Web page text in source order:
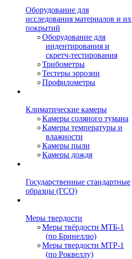
Оборудование для
исследования материалов и их
покрытий
Оборудование для
индентирования и
скретч-тестирования
Трибометры
Тестеры эррозии
Профилометры
Климатические камеры
Камеры соляного тумана
Камеры температуры и
влажности
Камеры пыли
Камеры дождя
Государственные стандартные
образцы (ГСО)
Меры твердости
Меры твёрдости МТБ-1
(по Бринеллю)
Меры твердости МТР-1
(по Роквеллу)